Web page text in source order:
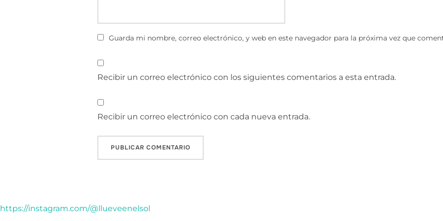
Guarda mi nombre, correo electrónico, y web en este navegador para la próxima vez que
Recibir un correo electrónico con los siguientes comentarios a esta entrada.
Recibir un correo electrónico con cada nueva entrada.
https://instagram.com/@llueveenelsol